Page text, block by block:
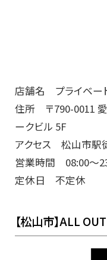
店舗名 プライベー
住所 〒790-0011 愛
ークビル 5F
アクセス 松山市駅
営業時間 08:00～
定休日 不定休
【松山市】ALL OUT